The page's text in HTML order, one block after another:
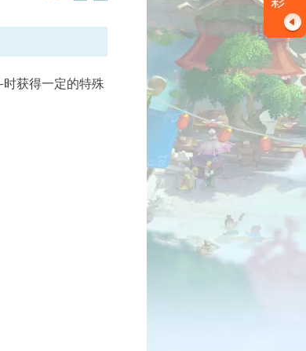
已结束
获得一定的特殊